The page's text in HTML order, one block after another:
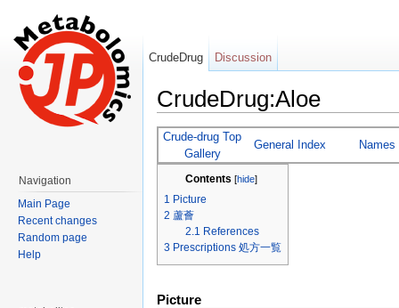
CrudeDrug:Aloe
Crude-drug Top
Gallery
General Index Names
Contents [hide]
1 Picture
2 蘆薈
2.1 References
3 Prescriptions 処方一覧
Picture
CrudeDrug Discussion
Navigation
Main Page
Recent changes
Random page
Help